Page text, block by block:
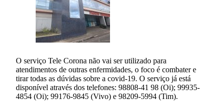
O serviço Tele Corona não vai ser utilizado para
atendimentos de outras enfermidades, o foco é combater e
tirar todas as dúvidas sobre a covid-19. O serviço já está
disponível através dos telefones: 98808-41 98 (Oi); 99935-
4854 (Oi); 99176-9845 (Vivo) e 98209-5994 (Tim).